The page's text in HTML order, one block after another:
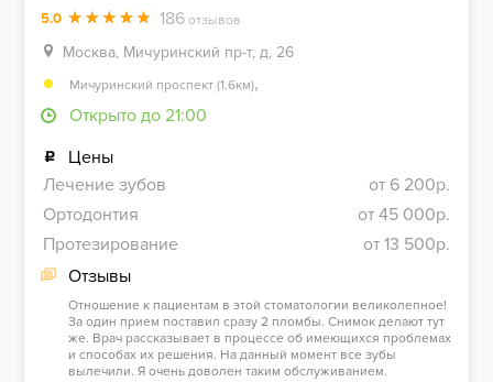
5.0 186 отзывов
Москва, Мичуринский пр-т, д, 26
Мичуринский проспект (1.6км),
Открыто до 21:00
Цены
Лечение зубов
от 6 200р.
Ортодонтия
от 45 000р.
Протезирование
от 13 500р.
Отзывы
Отношение к пациентам в этой стоматологии великолепное!
За один прием поставил сразу 2 пломбы. Снимок делают тут
же. Врач рассказывает в процессе об имеющихся проблемах
и способах их решения. На данный момент все зубы
вылечили. Я очень доволен таким обслуживанием.